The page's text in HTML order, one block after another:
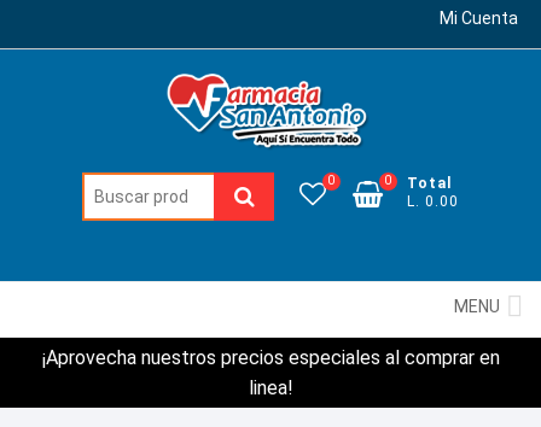
Mi Cuenta
Buscar: 0
Total
L. 0.00
0
MENU
¡Aprovecha nuestros precios especiales al comprar en
linea!